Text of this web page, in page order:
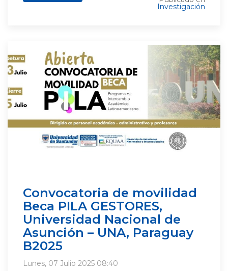
Investigación
Convocatoria de movilidad
Beca PILA GESTORES,
Universidad Nacional de
Asunción – UNA, Paraguay
B2025
Lunes, 07 Julio 2025 08:40